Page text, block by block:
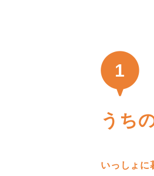
1
うち
いっしょに